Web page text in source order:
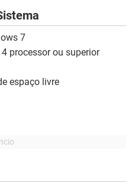
7
processor ou superior
espaço livre